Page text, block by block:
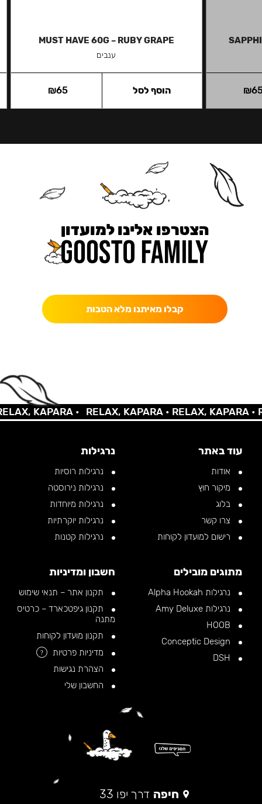
₪
MUST HAVE 60G – RUBY GRAPE
ענבים
₪65 הוסף לסל
הצטרפו אלינו למועדון
קבלו מאיתנו מלא הטבות
KAPARA • RELAX, KAPARA •RELAX, KAPARA •
עוד באתר
אודות
מיקור חוץ
בלוג
צרו קשר
רישום למועדון לקוחות
נרגילות
נרגילות רוסיות
נרגילות נירוסטה
נרגילות מיוחדות
נרגילות יוקרתיות
נרגילות קטנות
מתוגים מובילים
נרגילות Alpha Hookah
נרגילות Amy Deluxe
חשבון ומדיניות
תקנון אתר – תנאי שימוש
תקנון גיפטכארד – כרטיס
מתנה
תקנון מועדון לקוחות
מדיניות פרטיות
?
הצהרת נגישות
החשבון שלי
חיפה דרך יפו 33